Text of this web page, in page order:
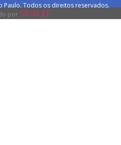
Paulo. Todos os direitos reservados.
por SR/ALEF